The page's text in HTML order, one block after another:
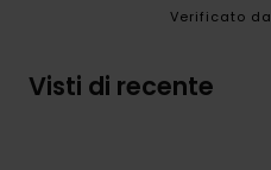
Verificato da
Visti di recente